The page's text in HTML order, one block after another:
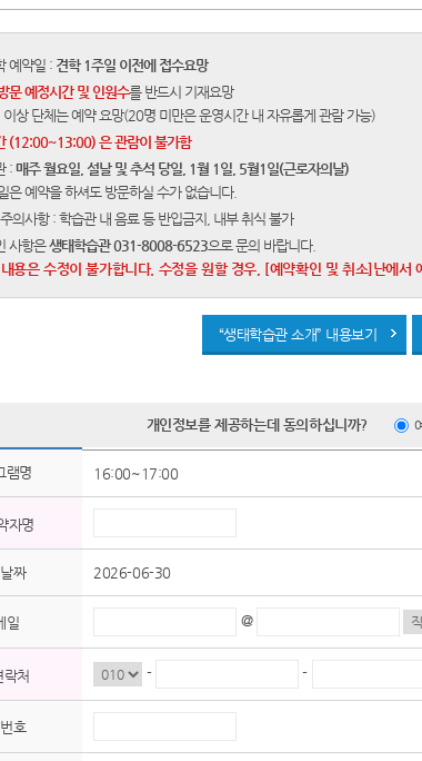
예약일 : 견학 1주일 이전에 접수요망
문 예정시간 및 인원수를 반드시 기재요망
상 단체는 예약 요망(20명 미만은 운영시간 내 자유롭게 관람 가능)
(12:00~13:00) 은 관람이 불가함
:매주 월요일, 설날 및 추석 당일, 1월 1일, 5월1일(근로자의날)
은 예약을 하셔도 방문하실 수가 없습니다.
의사항 : 학습관 내 음료 등 반입금지, 내부 취식 불가
사항은생태학습관 031-8008-6523으로 문의 바랍니다.
용은 수정이 불가합니다. 수정을 원할 경우, [예약확인 및 취소]난에서
“생태학습관 소개” 내용보기
개인정보를 제공하는데 동의하십니까?
예
램명 16:00~17:00
자명
짜 2026-06-30
일 @
락처 - -
호